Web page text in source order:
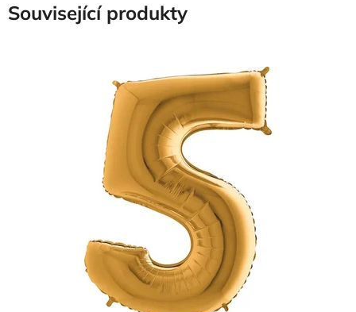
Související produkty